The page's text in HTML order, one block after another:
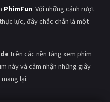
PhimFun. Với những cảnh rượt
lực, đây chắc chắn là một
trên các nền tảng xem phim
này và cảm nhận những giây
lại.